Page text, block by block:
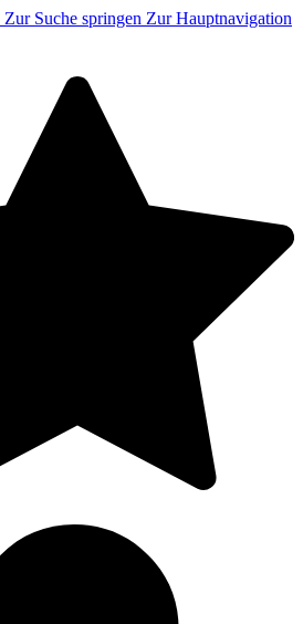
Zur Suche springen Zur Hauptnavigation